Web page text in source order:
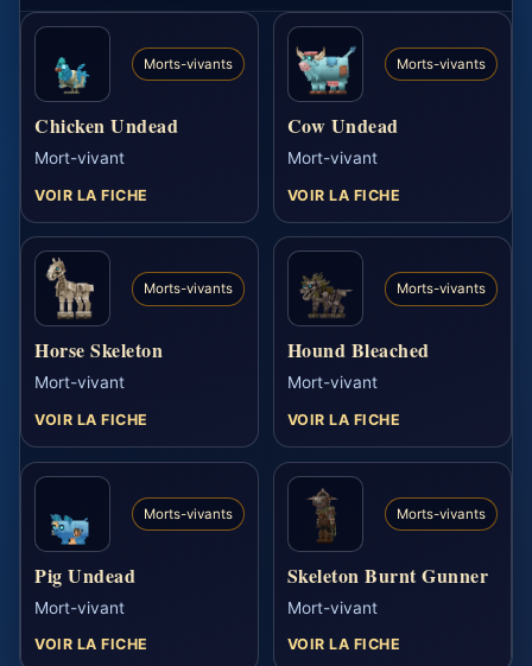
Morts-vivants
Chicken Undead
Mort-vivant
VOIR LA FICHE
Morts-vivants
Cow Undead
Mort-vivant
VOIR LA FICHE
Morts-vivants
Horse Skeleton
Mort-vivant
VOIR LA FICHE
Morts-vivants
Hound Bleached
Mort-vivant
VOIR LA FICHE
Morts-vivants
Pig Undead
Mort-vivant
VOIR LA FICHE
Morts-vivants
Skeleton Burnt Gunner
Mort-vivant
VOIR LA FICHE